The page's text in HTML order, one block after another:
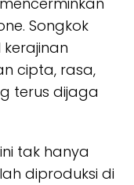
Songkok
cipta, rasa,
terus dijaga
tak hanya
diproduksi di